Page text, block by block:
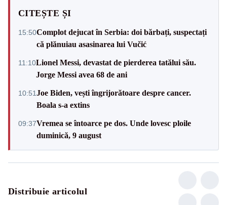
CITEȘTE ȘI
15:50Complot dejucat în Serbia: doi bărbați, suspectați
că plănuiau asasinarea lui Vučić
11:10Lionel Messi, devastat de pierderea tatălui său.
Jorge Messi avea 68 de ani
10:51Joe Biden, vești îngrijorătoare despre cancer.
Boala s-a extins
09:37Vremea se întoarce pe dos. Unde lovesc ploile
duminică, 9 august
Distribuie articolul